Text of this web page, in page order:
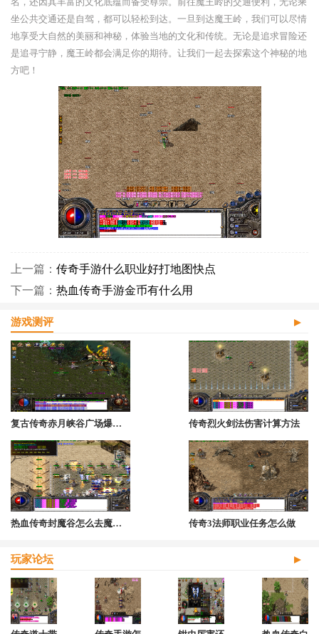
坐公共交通还是自驾，都可以轻松到达。一旦到达魔王岭，我们可以尽情
地享受大自然的美丽和神秘，体验当地的文化和传统。无论是追求冒险还
是追寻宁静，魔王岭都会满足你的期待。让我们一起去探索这个神秘的地
方吧！
上一篇： 传奇手游什么职业好打地图快点
下一篇： 热血传奇手游金币有什么用
游戏测评
复古传奇赤月峡谷广场爆什么 传奇烈火剑法伤害计算方法
热血传奇封魔谷怎么去魔龙城 传奇3法师职业任务怎么做
玩家论坛